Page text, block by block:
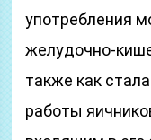
употребления
желудочно-
также как
работы